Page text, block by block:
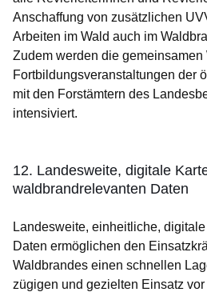
Anschaffung von zusätzlichen
Arbeiten im Wald auch im
Zudem werden die
Fortbildungsveranstaltungen der
mit den Forstämtern des
intensiviert.
12. Landesweite, digitale
waldbrandrelevanten Daten
Landesweite, einheitliche,
Daten ermöglichen den
Waldbrandes einen schnellen
zügigen und gezielten Einsatz vor